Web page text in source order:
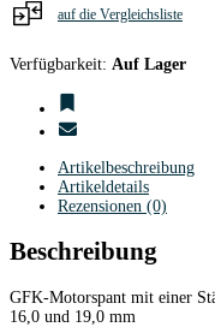
auf die Vergleichsliste
Verfügbarkeit: Auf Lager
Artikelbeschreibung
Artikeldetails
Rezensionen (0)
Beschreibung
GFK-Motorspant mit einer
16,0 und 19,0 mm